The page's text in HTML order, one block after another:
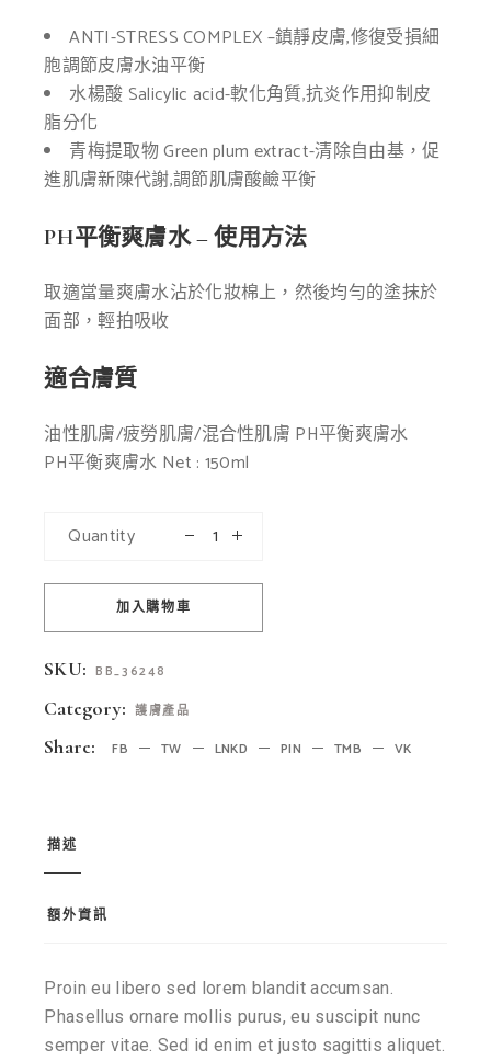
ANTI-STRESS COMPLEX–鎮靜皮膚,修復受損細
胞調節皮膚水油平衡
水楊酸Salicylic acid-軟化角質,抗炎作用抑制皮
脂分化
青梅提取物Green plum extract-清除自由基，促
進肌膚新陳代謝,調節肌膚酸鹼平衡
PH平衡爽膚水 – 使用方法
取適當量爽膚水沾於化妝棉上， 然後均勻的塗抹於
面部，輕拍吸收
適合膚質
油性肌膚/疲勞肌膚/混合性肌膚 PH平衡爽膚水
PH平衡爽膚水 Net : 150ml
Quantity
加入購物車
SKU: BB_36248
Category: 護膚產品
Share: FB TW LNKD PIN TMB VK
描述
額外資訊
Proin eu libero sed lorem blandit accumsan.
Phasellus ornare mollis purus, eu suscipit nunc
semper vitae. Sed id enim et justo sagittis aliquet.